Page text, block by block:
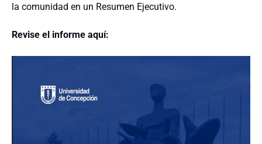
la comunidad en un Resumen Ejecutivo.
Revise el informe aquí: